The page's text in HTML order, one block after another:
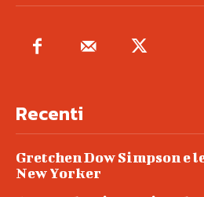
Recenti
Gretchen Dow Simpson e
New Yorker